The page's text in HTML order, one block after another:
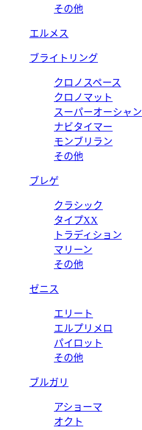
その他
エルメス
ブライトリング
クロノスペース
クロノマット
スーパーオーシャン
ナビタイマー
モンブリラン
その他
ブレゲ
クラシック
タイプXX
トラディション
マリーン
その他
ゼニス
エリート
エルプリメロ
パイロット
その他
ブルガリ
アショーマ
オクト